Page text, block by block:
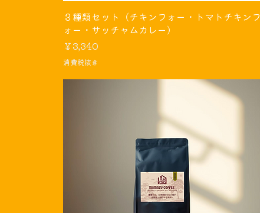
３種類セット（チキンフォー・トマトチキンフ
ォー・サッチャムカレー）
価格
￥3,340
消費税抜き